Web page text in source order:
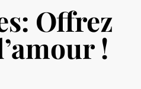
Offrez
!